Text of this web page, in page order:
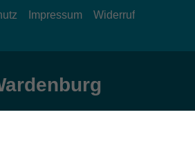
Impressum Widerruf